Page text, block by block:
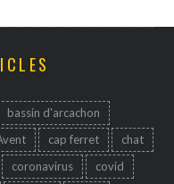
bassin d'arcachon
cap ferret
chat
coronavirus
covid